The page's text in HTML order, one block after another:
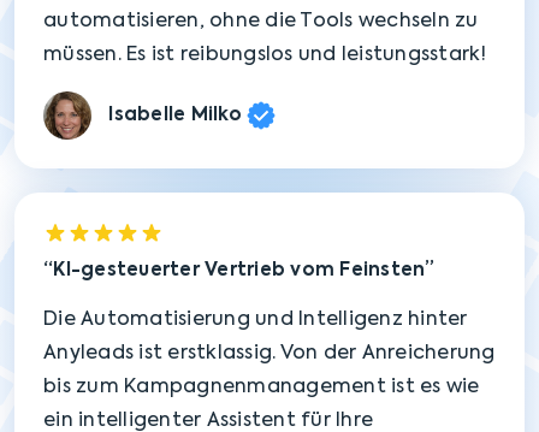
automatisieren, ohne die Tools wechseln zu
müssen. Es ist reibungslos und leistungsstark!
Isabelle Milko
KI-gesteuerter Vertrieb vom Feinsten
Die Automatisierung und Intelligenz hinter
Anyleads ist erstklassig. Von der Anreicherung
bis zum Kampagnenmanagement ist es wie
ein intelligenter Assistent für Ihre